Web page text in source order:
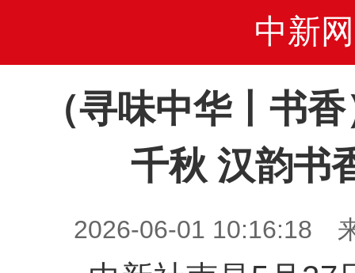
中新网
（寻味中华丨书
千秋 汉韵书
2026-06-01 10:16:18